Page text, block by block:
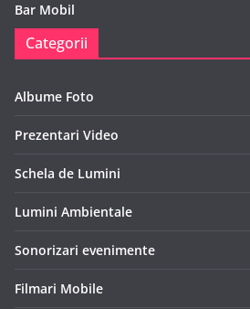
Bar Mobil
Categorii
Albume Foto
Prezentari Video
Schela de Lumini
Lumini Ambientale
Sonorizari evenimente
Filmari Mobile